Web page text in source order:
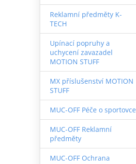
Reklamní předměty K-
TECH
Upínací popruhy a
uchycení zavazadel
MOTION STUFF
MX příslušenství MOTION
STUFF
MUC-OFF Péče o sportovce
MUC-OFF Reklamní
předměty
MUC-OFF Ochrana